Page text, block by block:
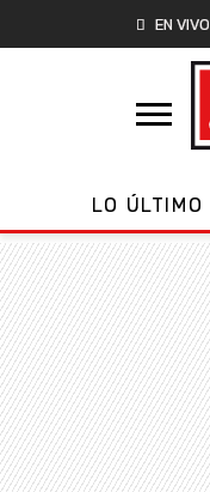
EN VIVO
LO ÚLTIMO